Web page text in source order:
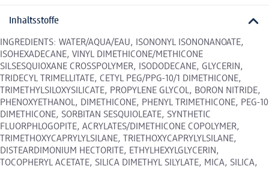
Inhaltsstoffe
INGREDIENTS: WATER/AQUA/EAU, ISONONYL ISONONANOATE,
ISOHEXADECANE, VINYL DIMETHICONE/METHICONE
SILSESQUIOXANE CROSSPOLYMER, ISODODECANE, GLYCERIN,
TRIDECYL TRIMELLITATE, CETYL PEG/PPG-10/1 DIMETHICONE,
TRIMETHYLSILOXYSILICATE, PROPYLENE GLYCOL, BORON NITRIDE,
PHENOXYETHANOL, DIMETHICONE, PHENYL TRIMETHICONE, PEG-10
DIMETHICONE, SORBITAN SESQUIOLEATE, SYNTHETIC
FLUORPHLOGOPITE, ACRYLATES/DIMETHICONE COPOLYMER,
TRIMETHOXYCAPRYLYLSILANE, TRIETHOXYCAPRYLYLSILANE,
DISTEARDIMONIUM HECTORITE, ETHYLHEXYLGLYCERIN,
TOCOPHERYL ACETATE, SILICA DIMETHYL SILYLATE, MICA, SILICA,